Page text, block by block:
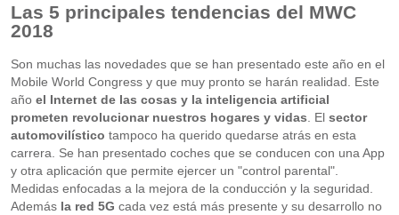
Las 5 principales tendencias del MWC
2018
Son muchas las novedades que se han presentado este año en el
Mobile World Congress y que muy pronto se harán realidad. Este
año el Internet de las cosas y la inteligencia artificial
prometen revolucionar nuestros hogares y vidas. El sector
automovilístico tampoco ha querido quedarse atrás en esta
carrera. Se han presentado coches que se conducen con una App
y otra aplicación que permite ejercer un "control parental".
Medidas enfocadas a la mejora de la conducción y la seguridad.
Además la red 5G cada vez está más presente y su desarrollo no